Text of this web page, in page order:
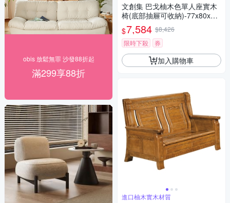
obis 放鬆無罪 沙發88折起
滿299享88折
文創集 巴戈柚木色單人座實木
椅(底部抽屜可收納)-77x80x10
4cm免組
$7,584 $8,426
限時下殺
券
加入購物車
進口柚木實木材質